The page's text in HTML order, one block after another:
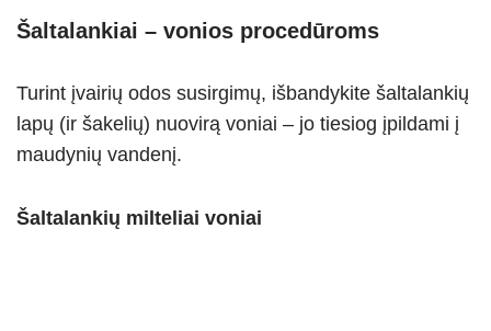
Šaltalankiai – vonios procedūroms
Turint įvairių odos susirgimų, išbandykite šaltalankių
lapų (ir šakelių) nuovirą voniai – jo tiesiog įpildami į
maudynių vandenį.
Šaltalankių milteliai voniai